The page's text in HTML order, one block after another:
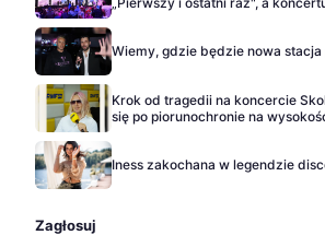
Wiemy, gdzie będzie nowa
Krok od tragedii na koncercie
się po piorunochronie na
Iness zakochana w legendzie
Zagłosuj